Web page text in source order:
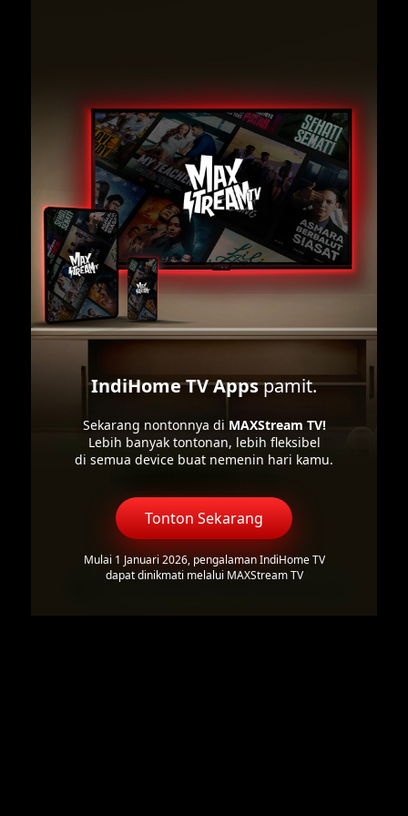
IndiHome TV Appspamit.
Sekarang nontonnya di MAXStream TV!
Lebih banyak tontonan, lebih fleksibel
di semua device buat nemenin hari kamu.
Tonton Sekarang
Mulai 1 Januari 2026, pengalaman IndiHome TV
dapat dinikmati melalui MAXStream TV